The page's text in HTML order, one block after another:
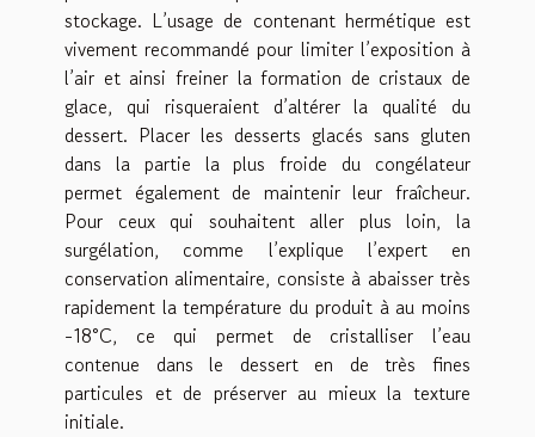
stockage. L’usage de contenant hermétique est
vivement recommandé pour limiter l’exposition à
l’air et ainsi freiner la formation de cristaux de
glace, qui risqueraient d’altérer la qualité du
dessert. Placer les desserts glacés sans gluten
dans la partie la plus froide du congélateur
permet également de maintenir leur fraîcheur.
Pour ceux qui souhaitent aller plus loin, la
surgélation, comme l’explique l’expert en
conservation alimentaire, consiste à abaisser très
rapidement la température du produit à au moins
-18°C, ce qui permet de cristalliser l’eau
contenue dans le dessert en de très fines
particules et de préserver au mieux la texture
initiale.